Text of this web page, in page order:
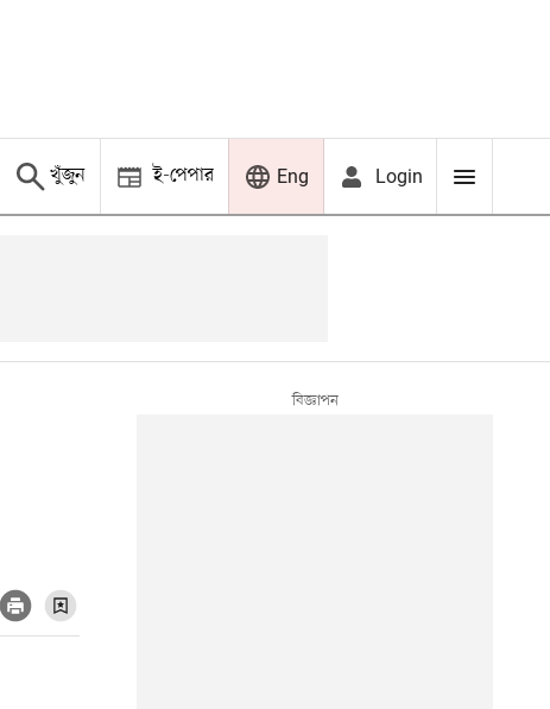
খুঁজুন ই-পেপার Eng Login